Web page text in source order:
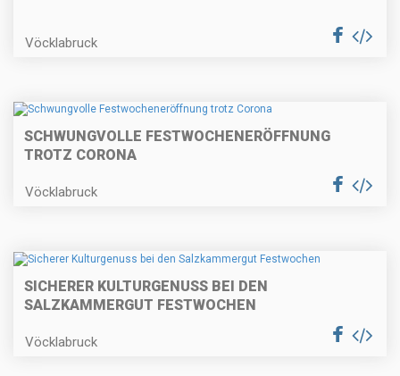
Vöcklabruck
SCHWUNGVOLLE FESTWOCHENERÖFFNUNG
TROTZ CORONA
Vöcklabruck
SICHERER KULTURGENUSS BEI DEN
SALZKAMMERGUT FESTWOCHEN
Vöcklabruck